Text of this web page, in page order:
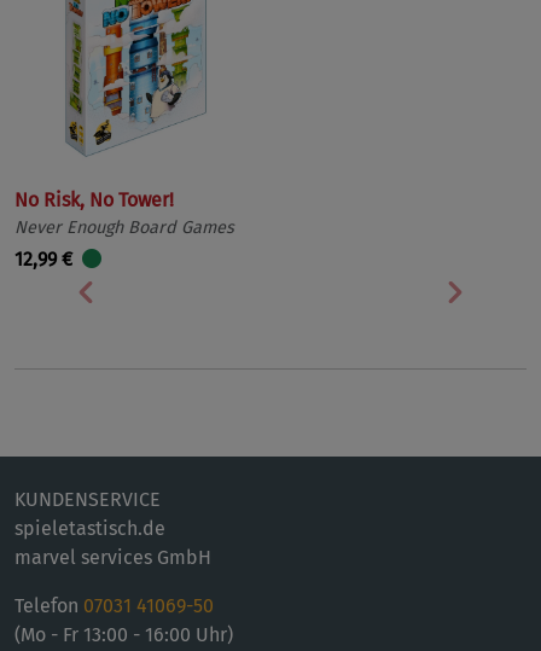
No Risk, No Tower!
Never Enough Board Games
12,99 €
Vorherige
KUNDENSERVICE
spieletastisch.de
marvel services GmbH
Telefon 07031 41069-50
(Mo - Fr 13:00 - 16:00 Uhr)